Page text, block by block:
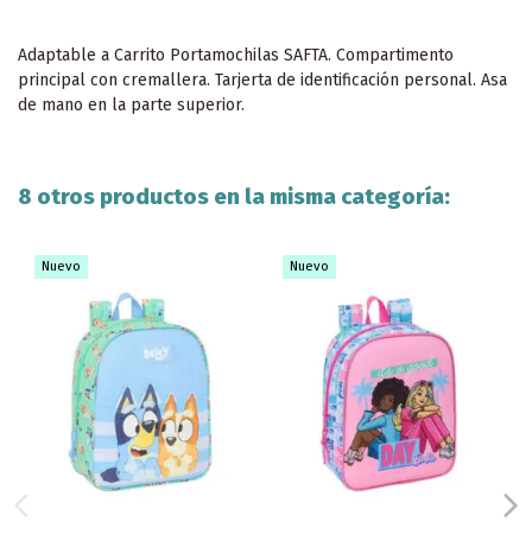
Adaptable a Carrito Portamochilas SAFTA. Compartimento
principal con cremallera. Tarjerta de identificación personal. Asa
de mano en la parte superior.
8 otros productos en la misma categoría:
Nuevo Nuevo